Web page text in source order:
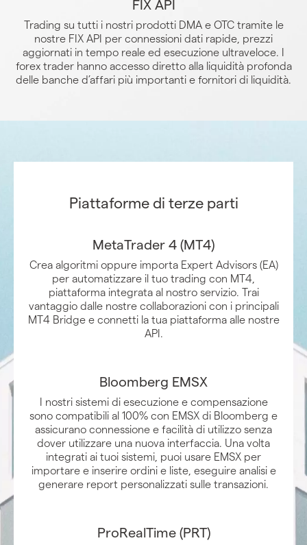
FIX API
Trading su tutti i nostri prodotti DMA e OTC tramite le
nostre FIX API per connessioni dati rapide, prezzi
aggiornati in tempo reale ed esecuzione ultraveloce. I
forex trader hanno accesso diretto alla liquidità profonda
delle banche d’affari più importanti e fornitori di liquidità.
Piattaforme di terze parti
MetaTrader 4 (MT4)
Crea algoritmi oppure importa Expert Advisors (EA)
per automatizzare il tuo trading con MT4,
piattaforma integrata al nostro servizio. Trai
vantaggio dalle nostre collaborazioni con i principali
MT4 Bridge e connetti la tua piattaforma alle nostre
API.
Bloomberg EMSX
I nostri sistemi di esecuzione e compensazione
sono compatibili al 100% con EMSX di Bloomberg e
assicurano connessione e facilità di utilizzo senza
dover utilizzare una nuova interfaccia. Una volta
integrati ai tuoi sistemi, puoi usare EMSX per
importare e inserire ordini e liste, eseguire analisi e
generare report personalizzati sulle transazioni.
ProRealTime (PRT)